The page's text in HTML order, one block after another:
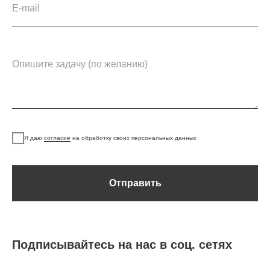
Я даю согласие на обработку своих персональных данных
Отправить
Подписывайтесь на нас в соц. сетях